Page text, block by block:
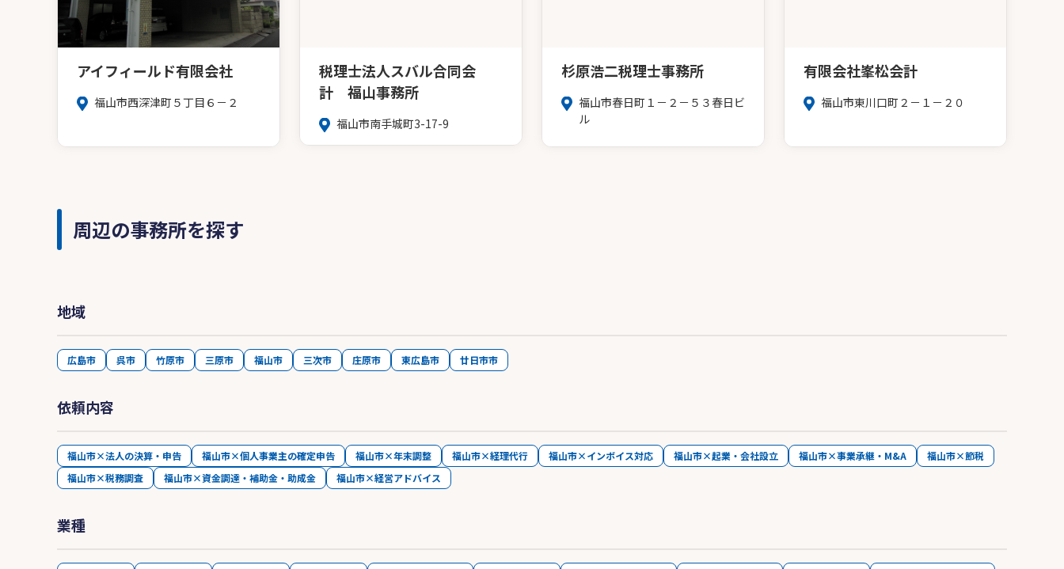
アイフィールド有限会社
福山市西深津町５丁目６－２
税理士法人スバル合同会
計 福山事務所
福山市南手城町3-17-9
杉原浩二税理士事務所
福山市春日町１－２－５３春日ビ
ル
有限会社峯松会計
福山市東川口町２－１－２０
周辺の事務所を探す
地域
広島市 呉市 竹原市 三原市 福山市 三次市 庄原市 東広島市 廿日市市
依頼内容
福山市×法人の決算・申告 福山市×個人事業主の確定申告 福山市×年末調整 福山市×経理代行 福山市×インボイス対応 福山市×起業・会社設立 福山市×事業承継・M&A
福山市×節税
福山市×税務調査
福山市×資金調達・補助金・助成金 福山市×経営アドバイス
業種